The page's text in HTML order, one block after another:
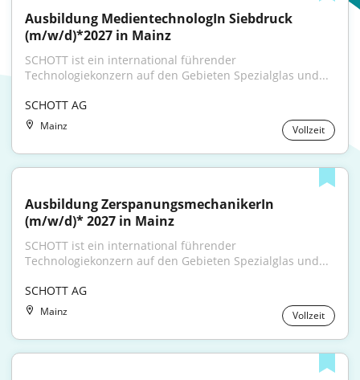
Ausbildung MedientechnologIn Siebdruck
(m/w/d)*2027 in Mainz
SCHOTT ist ein international führender
Technologiekonzern auf den Gebieten Spezialglas und...
SCHOTT AG
Mainz Vollzeit
Ausbildung ZerspanungsmechanikerIn
(m/w/d)* 2027 in Mainz
SCHOTT ist ein international führender
Technologiekonzern auf den Gebieten Spezialglas und...
SCHOTT AG
Mainz Vollzeit